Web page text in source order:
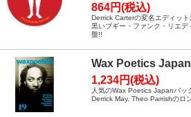
864円(税込)
Derrick Carterの変名エディッ
黒いブギー・ファンク・リエデ
盤!!
Wax Poetics
1,234円(税込)
人気のWax Poetics Japanバッ
Derrick May, Theo Parrishのロ